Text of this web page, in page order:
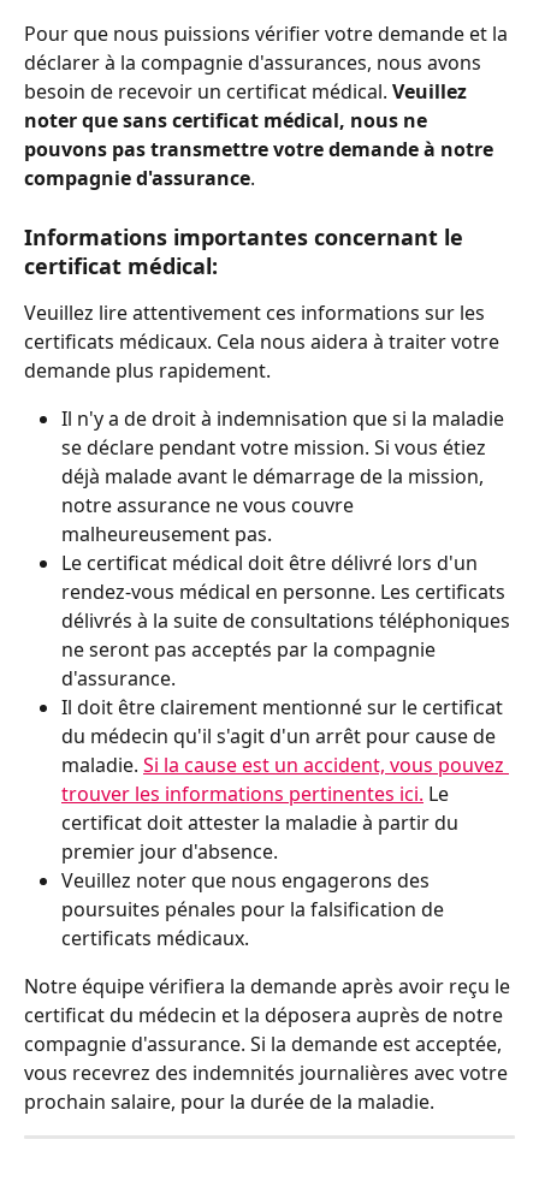
Pour que nous puissions vérifier votre demande et la
déclarer à la compagnie d'assurances, nous avons
besoin de recevoir un certificat médical. Veuillez
noter que sans certificat médical, nous ne
pouvons pas transmettre votre demande à notre
compagnie d'assurance.
Informations importantes concernant le
certificat médical:
Veuillez lire attentivement ces informations sur les
certificats médicaux. Cela nous aidera à traiter votre
demande plus rapidement.
Il n'y a de droit à indemnisation que si la maladie
se déclare pendant votre mission. Si vous étiez
déjà malade avant le démarrage de la mission,
notre assurance ne vous couvre
malheureusement pas.
Le certificat médical doit être délivré lors d'un
rendez-vous médical en personne. Les certificats
délivrés à la suite de consultations téléphoniques
ne seront pas acceptés par la compagnie
d'assurance.
Il doit être clairement mentionné sur le certificat
du médecin qu'il s'agit d'un arrêt pour cause de
maladie. Si la cause est un accident, vous pouvez
trouver les informations pertinentes ici. Le
certificat doit attester la maladie à partir du
premier jour d'absence.
Veuillez noter que nous engagerons des
poursuites pénales pour la falsification de
certificats médicaux.
Notre équipe vérifiera la demande après avoir reçu le
certificat du médecin et la déposera auprès de notre
compagnie d'assurance. Si la demande est acceptée,
vous recevrez des indemnités journalières avec votre
prochain salaire, pour la durée de la maladie.